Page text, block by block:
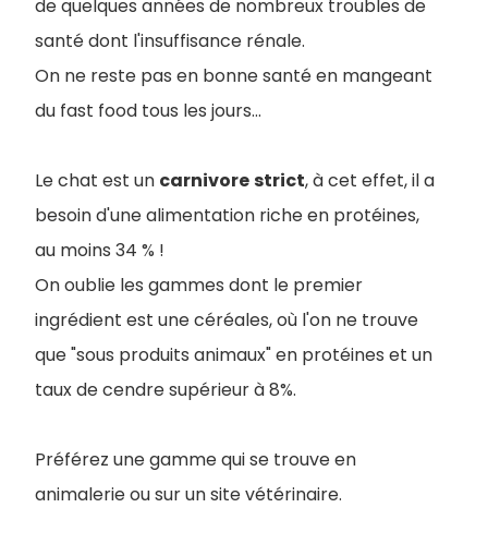
de quelques années de nombreux troubles de
santé dont l'insuffisance rénale.
On ne reste pas en bonne santé en mangeant
du fast food tous les jours...
Le chat est un carnivorestrict, à cet effet, il a
besoin d'une alimentation riche en protéines,
au moins 34 % !
On oublie les gammes dont le premier
ingrédient est une céréales, où l'on ne trouve
que "sous produits animaux" en protéines et un
taux de cendre supérieur à 8%.
Préférez une gamme qui se trouve en
animalerie ou sur un site vétérinaire.